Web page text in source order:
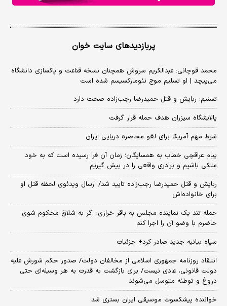
پربازدیدهای سایت خوان
محمد قوچانی: عبدالکریم سروش همچنان نسخه قناعت و پاکسازی دانشگاه
می‌پیچد | او تسلیم موج نئومارکسیسم شده است
تسنیم: ربایش و قتل حمیدرضا رجب‌زاده صحت دارد
پالایشگاه سیزران هدف حمله قرار گرفت
شرط مهم آمریکا برای لغو محاصره دریایی ایران
پیام عراقچی خطاب به همسایگان؛ زمان آن فرا رسیده است که به خود
متکی باشیم و برادری واقعی را در پیش گیریم
ربایش و قتل حمیدرضا رجب‌زاده تایید شد/ ارسال ویدئوی لحظه قتل او
برای خانواده‌اش
حمله تند یک نماینده مجلس به باقر خرازی: اگر به شلاق محکوم شوی
حاضرم با وضو آن را اجرا کنم
سپاه بیانیه جدید صادر کرد+ جزئیات
انتقاد روزنامه جمهوری اسلامی از مخالفان دولت/ صدور حکم شورش علیه
دولت قانونی، عادی نیست/ برای بازگشت به قدرت به هر وسیله‌ای حتی
دروغ و توطئه متوسل می‌شوند
خواننده پیشکسوت موسیقی ایران بستری شد